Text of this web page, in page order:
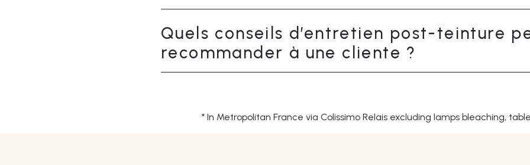
Quels conseils d’entretien post-teinture
recommander à une cliente ?
* In Metropolitan France via Colissimo Relais excluding lamps bleaching,